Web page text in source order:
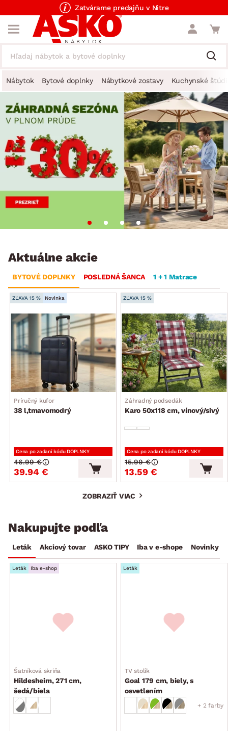
Zatvárame predajňu v Nitre
Nábytok Bytové doplnky Nábytkové zostavy Kuchynské
Aktuálne akcie
BYTOVÉ DOPLNKY POSLEDNÁ ŠANCA 1 + 1 Matrace
ZĽAVA 15 % Novinka
Príručný kufor
38 l,tmavomodrý
Cena po zadaní kódu DOPLNKY
39.94 €
46.99 €
ZĽAVA 15 %
Záhradný podsedák
Karo 50x118 cm, vínový/sivý
Cena po zadaní kódu DOPLNKY
13.59 €
15.99 €
ZOBRAZIŤ VIAC
Nakupujte podľa
Leták Akciový tovar ASKO TIPY Iba v e-shope Novinky
Leták Iba e-shop
Šatníková skriňa
Hildesheim, 271 cm,
šedá/biela
Leták
TV stolík
Goal 179 cm, biely, s
osvetlením
+ 2 farby